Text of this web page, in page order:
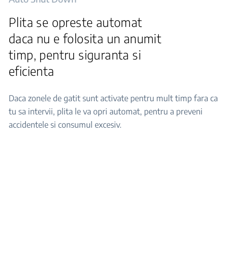
Plita se opreste automat
daca nu e folosita un anumit
timp, pentru siguranta si
eficienta
Daca zonele de gatit sunt activate pentru mult timp fara ca
tu sa intervii, plita le va opri automat, pentru a preveni
accidentele si consumul excesiv.